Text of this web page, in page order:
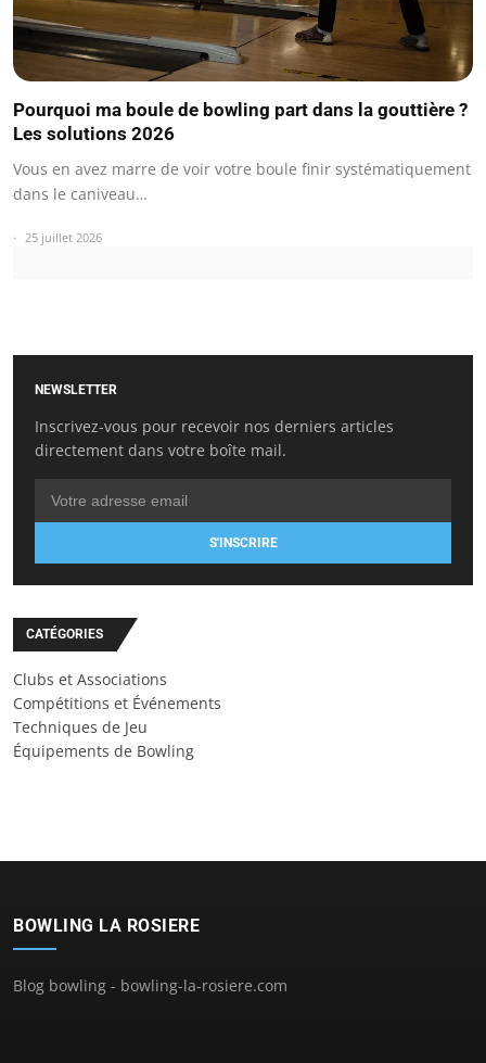
Pourquoi ma boule de bowling part dans la gouttière ?
Les solutions 2026
Vous en avez marre de voir votre boule finir systématiquement
dans le caniveau…
25 juillet 2026
NEWSLETTER
Inscrivez-vous pour recevoir nos derniers articles
directement dans votre boîte mail.
S'INSCRIRE
CATÉGORIES
Clubs et Associations
Compétitions et Événements
Techniques de Jeu
Équipements de Bowling
BOWLING LA ROSIERE
Blog bowling - bowling-la-rosiere.com